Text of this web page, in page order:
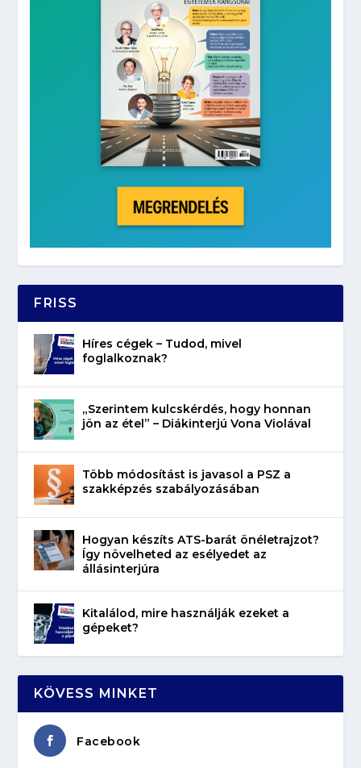
FRISS
Híres cégek – Tudod, mivel
foglalkoznak?
„Szerintem kulcskérdés, hogy honnan
jön az étel” – Diákinterjú Vona Violával
Több módosítást is javasol a PSZ a
szakképzés szabályozásában
Hogyan készíts ATS-barát önéletrajzot?
Így növelheted az esélyedet az
állásinterjúra
Kitalálod, mire használják ezeket a
gépeket?
KÖVESS MINKET
Facebook